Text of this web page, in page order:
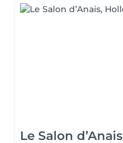
Le Salon d’Anais